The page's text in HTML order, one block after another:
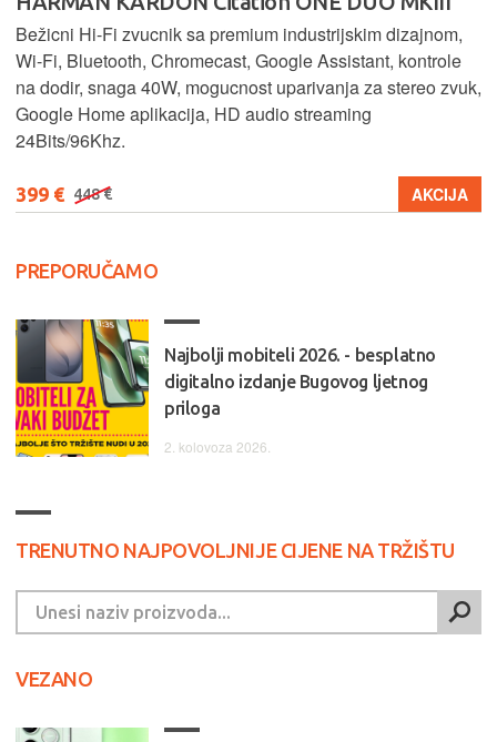
Bežicni Hi-Fi zvucnik sa premium industrijskim dizajnom,
Wi-Fi, Bluetooth, Chromecast, Google Assistant, kontrole
na dodir, snaga 40W, mogucnost uparivanja za stereo zvuk,
Google Home aplikacija, HD audio streaming
24Bits/96Khz.
399 € 448 € AKCIJA
PREPORUČAMO
Najbolji mobiteli 2026. - besplatno
digitalno izdanje Bugovog ljetnog
priloga
2. kolovoza 2026.
TRENUTNO NAJPOVOLJNIJE CIJENE NA TRŽIŠTU
VEZANO